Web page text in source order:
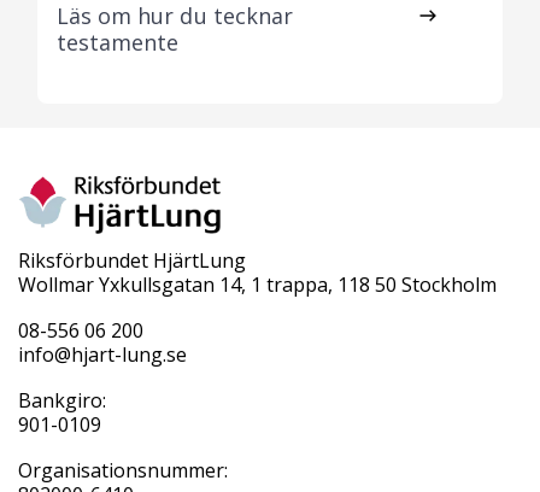
Läs om hur du tecknar
testamente
Riksförbundet HjärtLung
Wollmar Yxkullsgatan 14, 1 trappa, 118 50 Stockholm
08-556 06 200
info@hjart-lung.se
Bankgiro:
901-0109
Organisationsnummer: